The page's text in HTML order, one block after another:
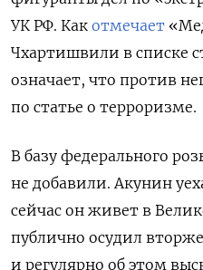
УК РФ. Как отмечает
Чхартишвили в списке
означает, что против
по статье о терроризме.
В базу федерального
не добавили. Акунин
сейчас он живет в
публично осудил
и регулярно об этом